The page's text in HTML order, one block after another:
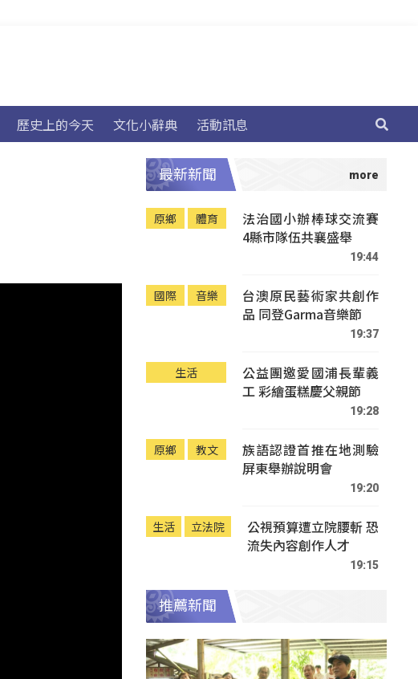
歷史上的今天 文化小辭典 活動訊息
最新新聞
原鄉 體育
法治國小辦棒球交流賽
4縣市隊伍共襄盛舉
19:44
國際 音樂
台澳原民藝術家共創作
品 同登Garma音樂節
19:37
生活
公益團邀愛國浦長輩義
工 彩繪蛋糕慶父親節
19:28
原鄉 教文
族語認證首推在地測驗
屏東舉辦說明會
19:20
生活 立法院
公視預算遭立院腰斬 恐
流失內容創作人才
19:15
推薦新聞